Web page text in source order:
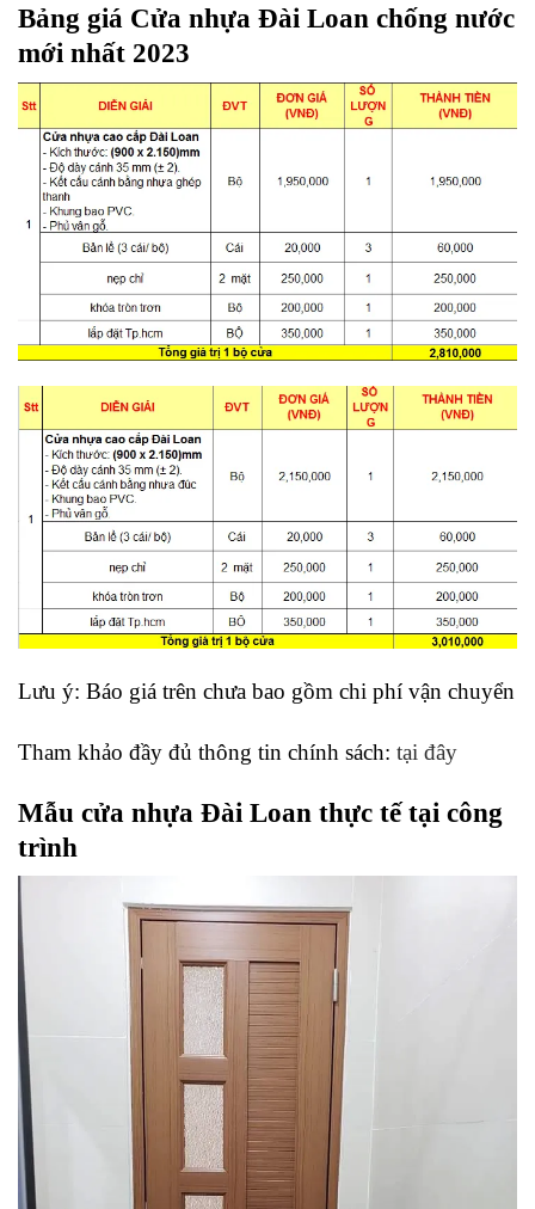
Bảng giá Cửa nhựa Đài Loan chống nước
mới nhất 2023
Lưu ý: Báo giá trên chưa bao gồm chi phí vận chuyển
Tham khảo đầy đủ thông tin chính sách: tại đây
Mẫu cửa nhựa Đài Loan thực tế tại công
trình